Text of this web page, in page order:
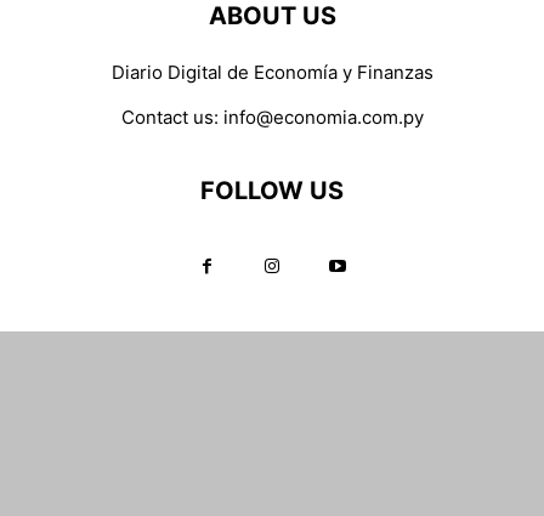
ABOUT US
Diario Digital de Economía y Finanzas
Contact us: info@economia.com.py
FOLLOW US